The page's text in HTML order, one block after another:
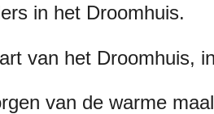
in het Droomhuis.
van het Droomhuis,
van de warme